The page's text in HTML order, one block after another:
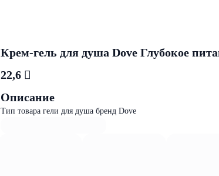
Крем-гель для душа Dove Глубокое
22,6 
Описание
Тип товара гели для душа бренд Dove